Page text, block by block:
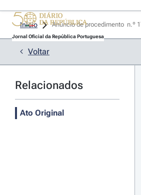
Jornal Oficial da República Portuguesa
Início
Voltar
Relacionados
Ato Original